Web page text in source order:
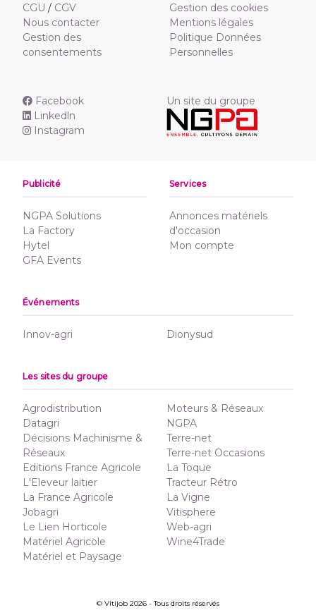
CGU / CGV
Nous contacter
Gestion des
consentements
Gestion des cookies
Mentions légales
Politique Données
Personnelles
Facebook
Linkedln
Instagram
Un site du groupe
Publicité
NGPA Solutions
La Factory
Hytel
GFA Events
Services
Annonces matériels
d'occasion
Mon compte
Événements
Innov-agri Dionysud
Les sites du groupe
Agrodistribution
Datagri
Décisions Machinisme &
Réseaux
Editions France Agricole
L'Eleveur laitier
La France Agricole
Jobagri
Le Lien Horticole
Matériel Agricole
Matériel et Paysage
Moteurs & Réseaux
NGPA
Terre-net
Terre-net Occasions
La Toque
Tracteur Rétro
La Vigne
Vitisphere
Web-agri
Wine4Trade
© Vitijob 2026 - Tous droits réservés